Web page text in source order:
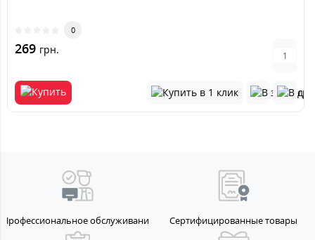
0
269 грн.
Профессиональное обслуживание Сертифицированные товары